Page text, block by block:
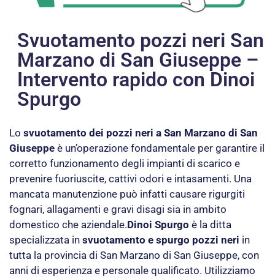
Svuotamento pozzi neri San
Marzano di San Giuseppe –
Intervento rapido con Dinoi
Spurgo
Lo svuotamento dei pozzi neri a San Marzano di San
Giuseppe è un’operazione fondamentale per garantire il
corretto funzionamento degli impianti di scarico e
prevenire fuoriuscite, cattivi odori e intasamenti. Una
mancata manutenzione può infatti causare rigurgiti
fognari, allagamenti e gravi disagi sia in ambito
domestico che aziendale.Dinoi Spurgo è la ditta
specializzata in svuotamento e spurgo pozzi neri in
tutta la provincia di San Marzano di San Giuseppe, con
anni di esperienza e personale qualificato. Utilizziamo